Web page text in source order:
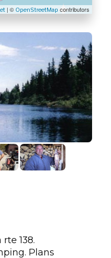
| © OpenStreetMap contributors
138.
Plans